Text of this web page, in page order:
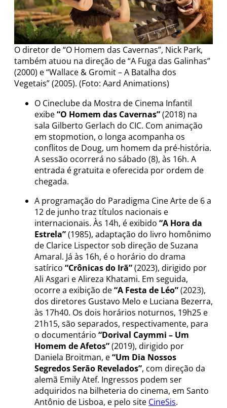
O diretor de “O Homem das Cavernas”, Nick Park,
também atuou na direção de “A Fuga das Galinhas”
(2000) e “Wallace & Gromit – A Batalha dos
Vegetais” (2005). (Foto: Aard Animations)
O Cineclube da Mostra de Cinema Infantil
exibe“O Homem das Cavernas”(2018) na
sala Gilberto Gerlach do CIC. Com animação
em stopmotion, o longa acompanha os
conflitos de Doug, um homem da pré-história.
A sessão ocorrerá no sábado (8), às 16h. A
entrada é gratuita e oferecida por ordem de
chegada.
A programação do Paradigma Cine Arte de 6 a
12 de junho traz títulos nacionais e
internacionais. Às 14h, é exibido “A Hora da
Estrela”(1985), adaptação do livro homônimo
de Clarice Lispector sob direção de Suzana
Amaral. Já às 16h, é o horário do drama
satírico “Crônicas do Irã”(2023), dirigido por
Ali Asgari e Alireza Khatami. Em seguida,
ocorre a exibição de“A Festa de Léo”(2023),
dos diretores Gustavo Melo e Luciana Bezerra,
às 17h40. Os dois horários noturnos, 19h25 e
21h15, são separados, respectivamente, para
o documentário “Dorival Caymmi – Um
Homem de Afetos”(2019), dirigido por
Daniela Broitman, e“Um Dia Nossos
Segredos Serão Revelados”, com direção da
alemã Emily Atef. Ingressos podem ser
adquiridos na bilheteria do cinema, em Santo
Antônio de Lisboa, e pelo site CineSis.